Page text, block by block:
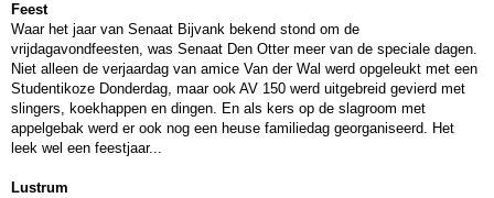
Feest
Waar het jaar van Senaat Bijvank bekend stond om de
vrijdagavondfeesten, was Senaat Den Otter meer van de speciale dagen.
Niet alleen de verjaardag van amice Van der Wal werd opgeleukt met een
Studentikoze Donderdag, maar ook AV 150 werd uitgebreid gevierd met
slingers, koekhappen en dingen. En als kers op de slagroom met
appelgebak werd er ook nog een heuse familiedag georganiseerd. Het
leek wel een feestjaar...
Lustrum